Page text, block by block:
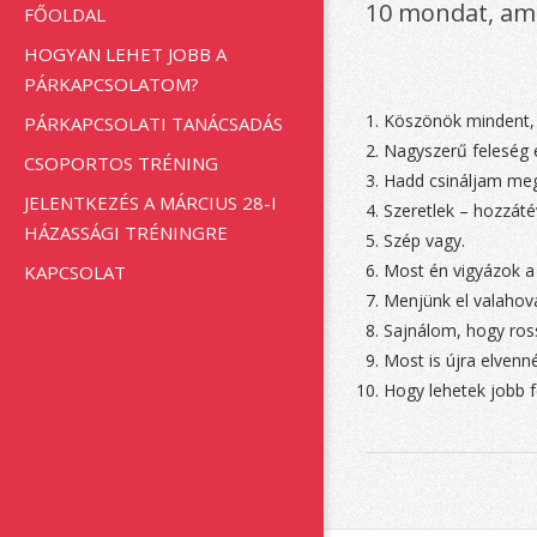
r
i
m
a
r
N
a
v
i
g
FŐOLDAL
HOGYAN LEHET JOBB A
PÁRKAPCSOLATOM?
PÁRKAPCSOLATI TANÁCSADÁS
CSOPORTOS TRÉNING
JELENTKEZÉS A MÁRCIUS 28-I
HÁZASSÁGI TRÉNINGRE
KAPCSOLAT
10 mondat,
0
m
o
n
d
a
t
,
a
i
Köszönök
Nagyszerű feleség
Hadd csináljam
Szeretlek –
Szép vagy.
Most én vigyázok
Menjünk el
Sajnálom, hogy
Most is újra
Hogy lehetek jobb
09